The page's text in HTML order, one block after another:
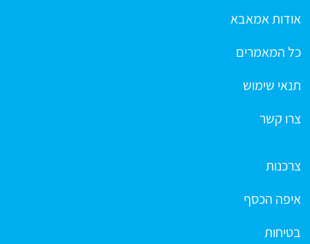
אודות אמאבא
כל המאמרים
תנאי שימוש
צרו קשר
צרכנות
איפה הכסף
בטיחות